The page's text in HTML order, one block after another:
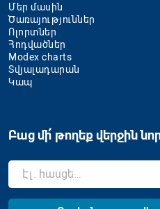
Մեր մասին
Ծառայություններ
Ոլորտներ
Հոդվածներ
Modex charts
Տվյալադարան
Կապ
Բաց մի՛ թողեք վերջին